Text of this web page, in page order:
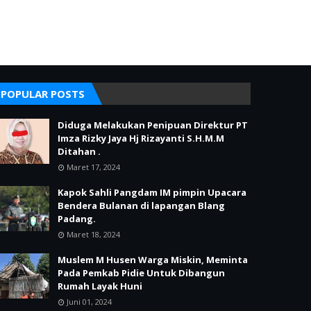
POPULAR POSTS
Diduga Melakukan Penipuan Direktur PT
Imza Rizky Jaya Hj Rizayanti S.H.M.M
Ditahan .
Maret 17, 2024
Kapok Sahli Pangdam IM pimpin Upacara
Bendera Bulanan di lapangan Blang
Padang.
Maret 18, 2024
Muslem M Husen Warga Miskin, Meminta
Pada Pemkab Pidie Untuk Dibangun
Rumah Layak Huni
Juni 01, 2024